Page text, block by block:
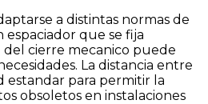
a distintas normas de
espaciador que se fija
cierre mecanico puede
La distancia entre
para permitir la
obsoletos en instalaciones